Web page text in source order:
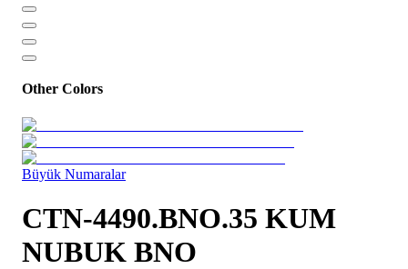
Other Colors
Büyük Numaralar
CTN-4490.BNO.35 KUM
NUBUK BNO